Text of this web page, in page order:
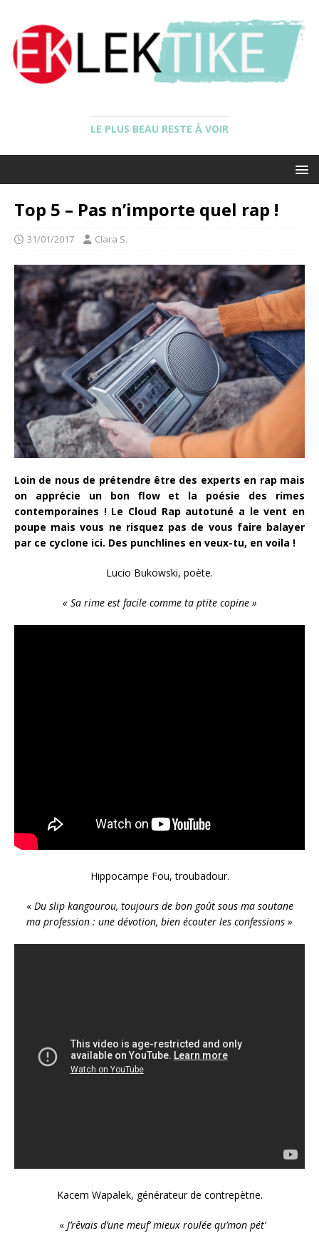
LE PLUS BEAU RESTE À VOIR
Top 5 – Pas n’importe quel rap !
31/01/2017 Clara S.
Loin de nous de prétendre être des experts en rap mais
on apprécie un bon flow et la poésie des rimes
contemporaines ! Le Cloud Rap autotuné a le vent en
poupe mais vous ne risquez pas de vous faire balayer
par ce cyclone ici. Des punchlines en veux-tu, en voila !
Lucio Bukowski, poète.
« Sa rime est facile comme ta ptite copine »
Hippocampe Fou, troubadour.
« Du slip kangourou, toujours de bon goût sous ma soutane
ma profession : une dévotion, bien écouter les confessions »
Kacem Wapalek, générateur de contrepètrie.
« J’rêvais d’une meuf’ mieux roulée qu’mon pét’